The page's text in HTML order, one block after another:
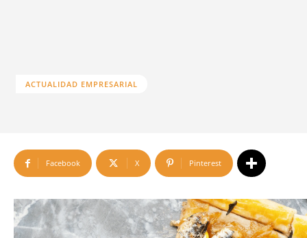
ACTUALIDAD EMPRESARIAL
Facebook X Pinterest